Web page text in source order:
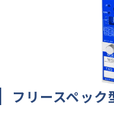
フリースペッ